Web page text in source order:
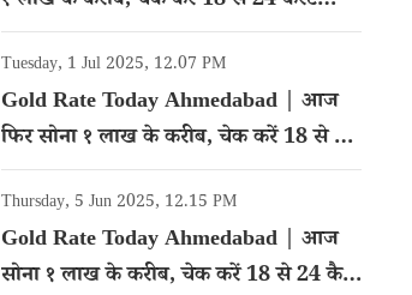
गोल्ड का रेट
Tuesday, 1 Jul 2025, 12.07 PM
Gold Rate Today Ahmedabad | आज
फिर सोना १ लाख के करीब, चेक करें 18 से 24
कैरेट गोल्ड का रेट
Thursday, 5 Jun 2025, 12.15 PM
Gold Rate Today Ahmedabad | आज
सोना १ लाख के करीब, चेक करें 18 से 24 कैरेट